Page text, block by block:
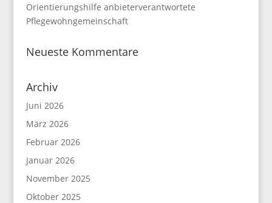
Orientierungshilfe anbieterverantwortete
Pflegewohngemeinschaft
Neueste Kommentare
Archiv
Juni 2026
März 2026
Februar 2026
Januar 2026
November 2025
Oktober 2025